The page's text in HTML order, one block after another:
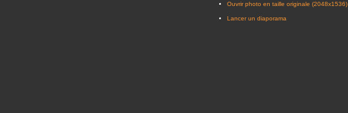
Ouvrir photo en taille originale (2048x1536)
Lancer un diaporama